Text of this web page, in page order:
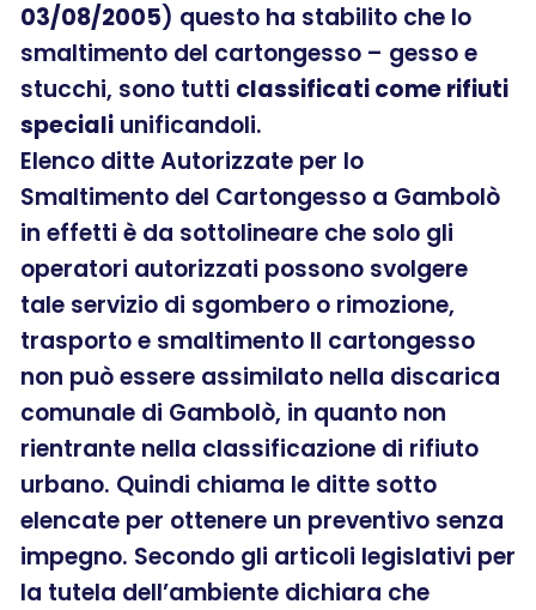
03/08/2005) questo ha stabilito che lo
smaltimento del cartongesso – gesso e
stucchi, sono tutti classificati come rifiuti
speciali unificandoli.
Elenco ditte Autorizzate per lo
Smaltimento del Cartongesso a Gambolò
in effetti è da sottolineare che solo gli
operatori autorizzati possono svolgere
tale servizio di sgombero o rimozione,
trasporto e smaltimento Il cartongesso
non può essere assimilato nella discarica
comunale di Gambolò, in quanto non
rientrante nella classificazione di rifiuto
urbano. Quindi chiama le ditte sotto
elencate per ottenere un preventivo senza
impegno. Secondo gli articoli legislativi per
la tutela dell’ambiente dichiara che